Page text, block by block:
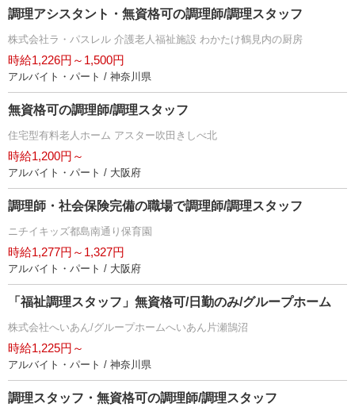
調理アシスタント・無資格可の調理師/調理スタッフ
株式会社ラ・パスレル 介護老人福祉施設 わかたけ鶴見内の厨房
時給1,226円～1,500円
アルバイト・パート / 神奈川県
無資格可の調理師/調理スタッフ
住宅型有料老人ホーム アスター吹田きしべ北
時給1,200円～
アルバイト・パート / 大阪府
調理師・社会保険完備の職場で調理師/調理スタッフ
ニチイキッズ都島南通り保育園
時給1,277円～1,327円
アルバイト・パート / 大阪府
「福祉調理スタッフ」無資格可/日勤のみ/グループホーム
株式会社へいあん/グループホームへいあん片瀬鵠沼
時給1,225円～
アルバイト・パート / 神奈川県
調理スタッフ・無資格可の調理師/調理スタッフ